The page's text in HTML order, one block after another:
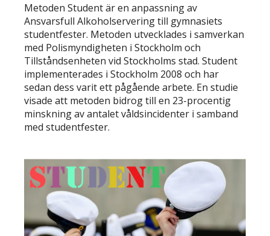
Metoden Student är en anpassning av
Ansvarsfull Alkoholservering till gymnasiets
studentfester. Metoden utvecklades i samverkan
med Polismyndigheten i Stockholm och
Tillståndsenheten vid Stockholms stad. Student
implementerades i Stockholm 2008 och har
sedan dess varit ett pågående arbete. En studie
visade att metoden bidrog till en 23-procentig
minskning av antalet våldsincidenter i samband
med studentfester.